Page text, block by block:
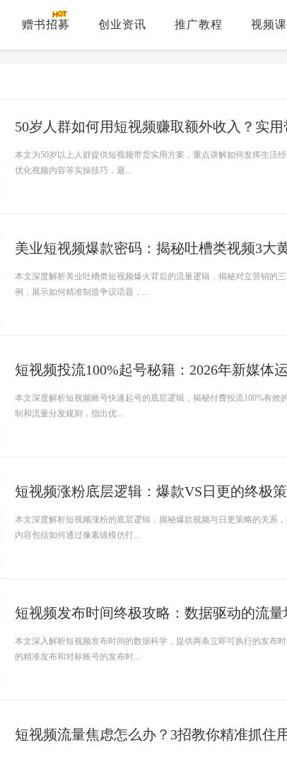
赠书招募 创业资讯 推广教程 视频
50岁人群如何用短视频赚取额外收入？实
本文为50岁以上人群提供短视频带货实用方案，重点讲解如何发挥生活
优化视频内容等实操技巧，避...
本文深度解析美业吐槽类短视频爆火背后的流量逻辑，揭秘对立营销的
例，展示如何精准制造争议话题，...
短视频投流100%起号秘籍：2026年新媒体
本文深度解析短视频账号快速起号的底层逻辑，揭秘付费投流100%有效
制和流量分发规则，指出优...
短视频涨粉底层逻辑：爆款VS日更的终极
本文深度解析短视频涨粉的底层逻辑，揭秘爆款视频与日更策略的关系
内容包括如何通过像素级模仿打...
本文深入解析短视频发布时间的数据科学，提供两条立即可执行的发布
的精准发布和对标账号的发布时...